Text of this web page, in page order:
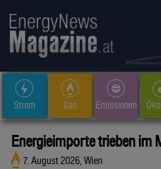
Strom Gas Emissionen
Energieimporte trieben im
7. August 2026, Wien